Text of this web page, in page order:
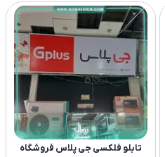
تابلو فلکسی جی پلاس فروشگاه